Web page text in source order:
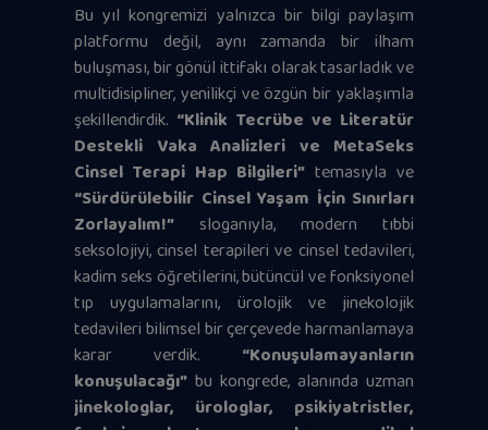
Bu yıl kongremizi yalnızca bir bilgi paylaşım
platformu değil, aynı zamanda bir ilham
buluşması, bir gönül ittifakı olarak tasarladık ve
multidisipliner, yenilikçi ve özgün bir yaklaşımla
şekillendirdik. “Klinik Tecrübe ve Literatür
Destekli Vaka Analizleri ve MetaSeks
Cinsel Terapi Hap Bilgileri” temasıyla ve
“Sürdürülebilir Cinsel Yaşam İçin Sınırları
Zorlayalım!” sloganıyla, modern tıbbi
seksolojiyi, cinsel terapileri ve cinsel tedavileri,
kadim seks öğretilerini, bütüncül ve fonksiyonel
tıp uygulamalarını, ürolojik ve jinekolojik
tedavileri bilimsel bir çerçevede harmanlamaya
karar verdik. “Konuşulamayanların
konuşulacağı” bu kongrede, alanında uzman
jinekologlar, ürologlar, psikiyatristler,